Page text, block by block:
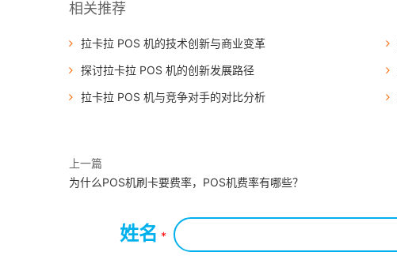
相关推荐
拉卡拉 POS 机的技术创新与商业变革
探讨拉卡拉 POS 机的创新发展路径
拉卡拉 POS 机与竞争对手的对比分析
上一篇
为什么POS机刷卡要费率，POS机费率有哪些？
姓名 *